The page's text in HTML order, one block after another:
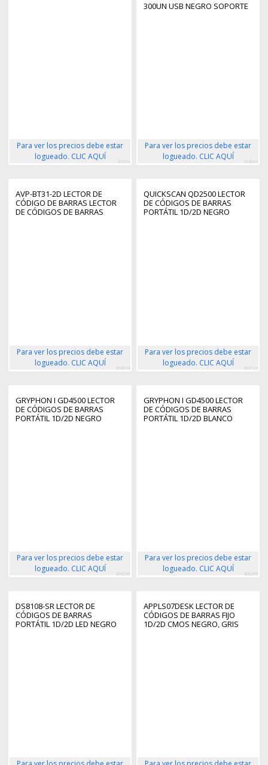
Para ver los precios debe estar
logueado. CLIC AQUÍ
97263
300UN USB NEGRO SOPORTE
Para ver los precios debe estar
logueado. CLIC AQUÍ
164063
AVP-BT31-2D LECTOR DE
CÓDIGO DE BARRAS LECTOR
DE CÓDIGOS DE BARRAS
Para ver los precios debe estar
logueado. CLIC AQUÍ
303034
QUICKSCAN QD2500 LECTOR
DE CÓDIGOS DE BARRAS
PORTÁTIL 1D/2D NEGRO
Para ver los precios debe estar
logueado. CLIC AQUÍ
303122
GRYPHON I GD4500 LECTOR
DE CÓDIGOS DE BARRAS
PORTÁTIL 1D/2D NEGRO
Para ver los precios debe estar
logueado. CLIC AQUÍ
303236
GRYPHON I GD4500 LECTOR
DE CÓDIGOS DE BARRAS
PORTÁTIL 1D/2D BLANCO
Para ver los precios debe estar
logueado. CLIC AQUÍ
400266
DS8108-SR LECTOR DE
CÓDIGOS DE BARRAS
PORTÁTIL 1D/2D LED NEGRO
APPLS07DESK LECTOR DE
CÓDIGOS DE BARRAS FIJO
1D/2D CMOS NEGRO, GRIS